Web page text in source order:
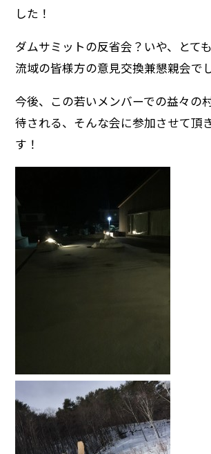
した！
ダムサミットの反省会？いや、とて
流域の皆様方の意見交換兼懇親会でし
今後、この若いメンバーでの益々の
待される、そんな会に参加させて頂
す！